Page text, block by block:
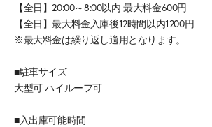
【全日】20:00～8:00以内 最大料金600円
【全日】最大料金入庫後12時間以内1200円
※最大料金は繰り返し適用となります。
■駐車サイズ
大型可 ハイルーフ可
■入出庫可能時間